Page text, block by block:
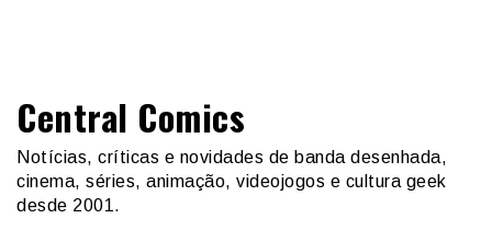
Central Comics
Notícias, críticas e novidades de banda desenhada,
cinema, séries, animação, videojogos e cultura geek
desde 2001.